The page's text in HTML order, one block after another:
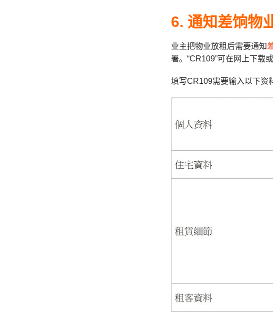
6. 通知差饷物
业主把物业放租后需要通知
署。“CR109”可在网上下载
填写CR109需要输入以下资